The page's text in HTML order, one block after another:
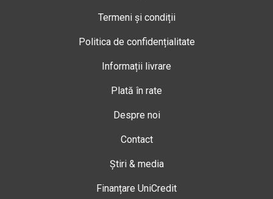
Termeni și condiții
Politica de confidențialitate
Informații livrare
Plată în rate
Despre noi
Contact
Știri & media
Finanțare UniCredit